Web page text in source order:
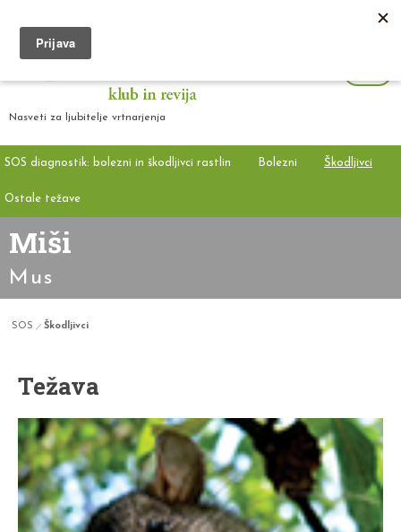
Nasveti za ljubitelje vrtnarjenja
SOS diagnostik: bolezni in škodljivci rastlin Bolezni Škodljivci
Ostale težave
Miši
Mus
SOS Škodljivci
Težava